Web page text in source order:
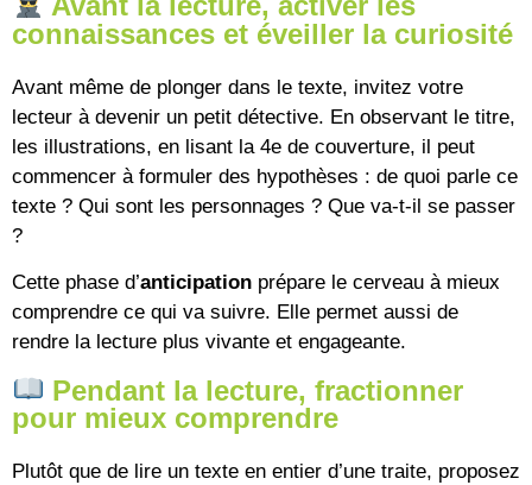
connaissances et éveiller la curiosité
Avant même de plonger dans le texte, invitez votre
lecteur à devenir un petit détective. En observant le titre,
les illustrations, en lisant la 4e de couverture, il peut
commencer à formuler des hypothèses : de quoi parle ce
texte ? Qui sont les personnages ? Que va-t-il se passer
?
Cette phase d’anticipation prépare le cerveau à mieux
comprendre ce qui va suivre. Elle permet aussi de
rendre la lecture plus vivante et engageante.
Pendant la lecture, fractionner
pour mieux comprendre
Plutôt que de lire un texte en entier d’une traite, proposez